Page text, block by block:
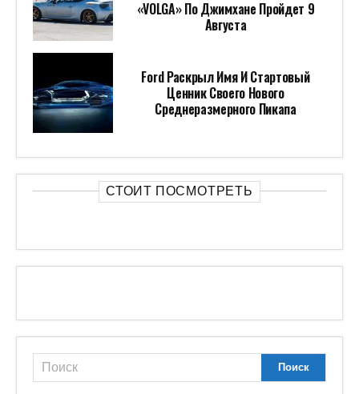
«VOLGA» По Джимхане Пройдет 9
Августа
Ford Раскрыл Имя И Стартовый
Ценник Своего Нового
Среднеразмерного Пикапа
СТОИТ ПОСМОТРЕТЬ